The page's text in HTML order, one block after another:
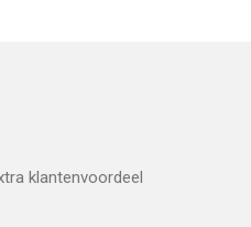
klantenvoordeel